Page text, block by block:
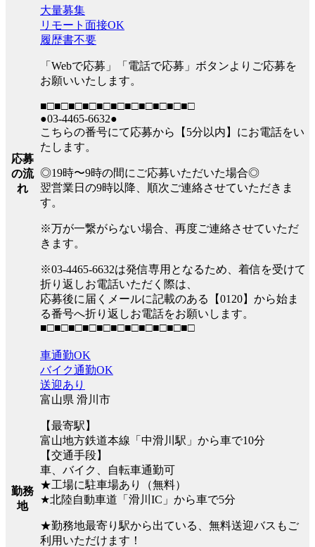
応募
の流
れ
大量募集
リモート面接OK
履歴書不要
「Webで応募」「電話で応募」ボタンよりご応募を
お願いいたします。
■□■□■□■□■□■□■□■□■□■□■□
●03-4465-6632●
こちらの番号にて応募から【5分以内】にお電話をい
たします。
◎19時〜9時の間にご応募いただいた場合◎
翌営業日の9時以降、順次ご連絡させていただきま
す。
※万が一繋がらない場合、再度ご連絡させていただ
きます。
※03-4465-6632は発信専用となるため、着信を受けて
折り返しお電話いただく際は、
応募後に届くメールに記載のある【0120】から始ま
る番号へ折り返しお電話をお願いします。
■□■□■□■□■□■□■□■□■□■□■□
勤務
地
車通勤OK
バイク通勤OK
送迎あり
富山県 滑川市
【最寄駅】
富山地方鉄道本線「中滑川駅」から車で10分
【交通手段】
車、バイク、自転車通勤可
★工場に駐車場あり（無料）
★北陸自動車道「滑川IC」から車で5分
★勤務地最寄り駅から出ている、無料送迎バスもご
利用いただけます！